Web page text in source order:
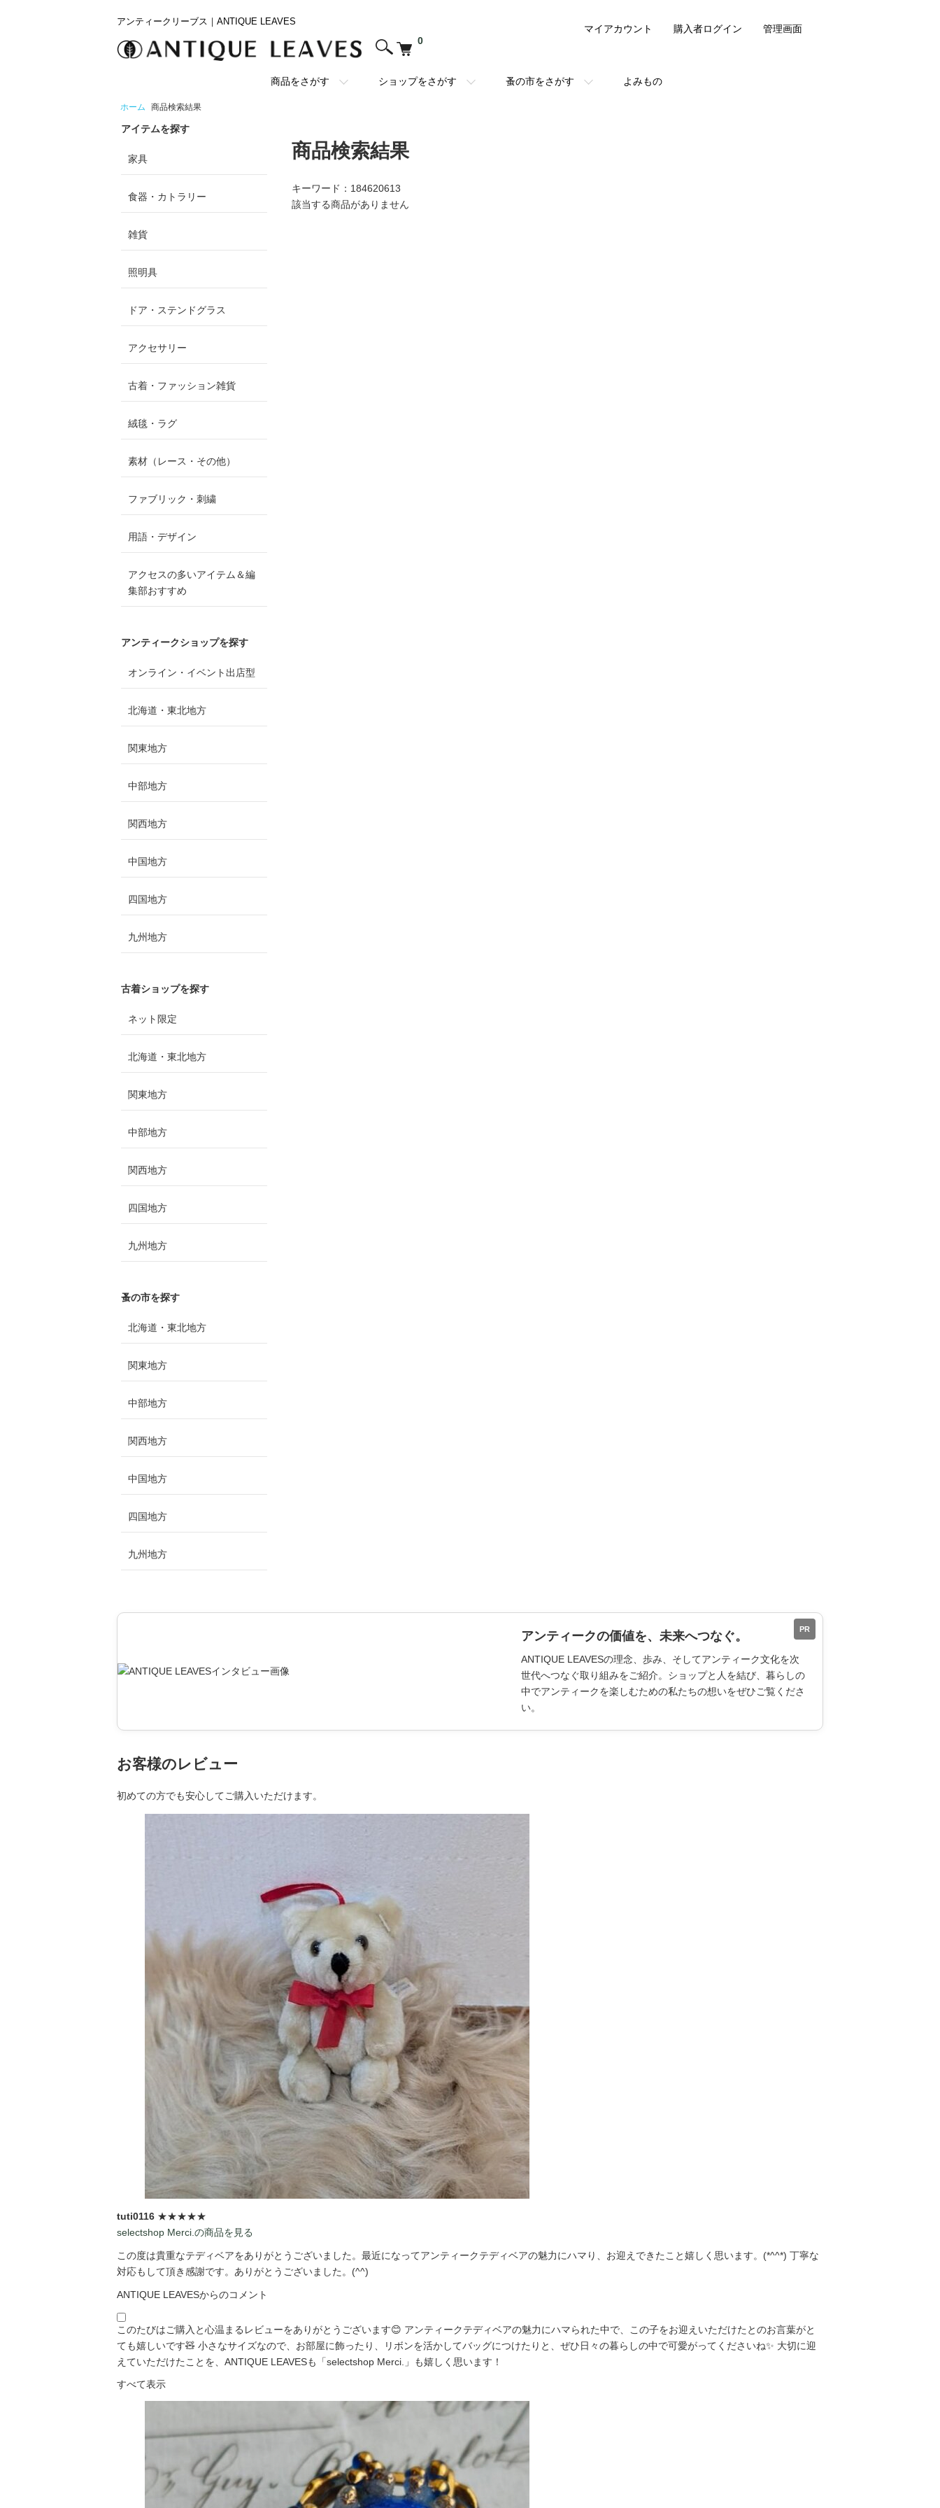
アンティークリーブス｜ANTIQUE LEAVES
0
商品をさがす ショップをさがす 蚤の市をさがす よみもの
マイアカウント 購入者ログイン 管理画面
ホーム 商品検索結果
商品検索結果
キーワード：184620613
該当する商品がありません
アイテムを探す
家具
食器・カトラリー
雑貨
照明具
ドア・ステンドグラス
アクセサリー
古着・ファッション雑貨
絨毯・ラグ
素材（レース・その他）
ファブリック・刺繍
用語・デザイン
アクセスの多いアイテム＆編
集部おすすめ
アンティークショップを探す
オンライン・イベント出店型
北海道・東北地方
関東地方
中部地方
関西地方
中国地方
四国地方
九州地方
古着ショップを探す
ネット限定
北海道・東北地方
関東地方
中部地方
関西地方
四国地方
九州地方
蚤の市を探す
北海道・東北地方
関東地方
中部地方
関西地方
中国地方
四国地方
九州地方
PR
アンティークの価値を、未来へつなぐ。
ANTIQUE LEAVESの理念、歩み、そしてアンティーク文化を次
世代へつなぐ取り組みをご紹介。ショップと人を結び、暮らしの
中でアンティークを楽しむための私たちの想いをぜひご覧くださ
い。
お客様のレビュー
初めての方でも安心してご購入いただけます。
tuti0116 ★★★★★
selectshop Merci.の商品を見る
この度は貴重なテディベアをありがとうございました。最近になってアンティークテディベアの魅力にハマり、お迎えできたこと嬉しく思います。(*^^*) 丁寧な
対応もして頂き感謝です。ありがとうございました。(^^)
ANTIQUE LEAVESからのコメント
このたびはご購入と心温まるレビューをありがとうございます😊 アンティークテディベアの魅力にハマられた中で、この子をお迎えいただけたとのお言葉がと
ても嬉しいです🧸 小さなサイズなので、お部屋に飾ったり、リボンを活かしてバッグにつけたりと、ぜひ日々の暮らしの中で可愛がってくださいね✨ 大切に迎
えていただけたことを、ANTIQUE LEAVESも「selectshop Merci.」も嬉しく思います！
すべて表示